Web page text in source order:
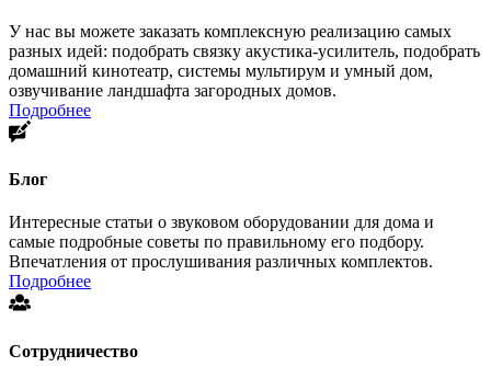
У нас вы можете заказать комплексную реализацию самых
разных идей: подобрать связку акустика-усилитель, подобрать
домашний кинотеатр, системы мультирум и умный дом,
озвучивание ландшафта загородных домов.
Подробнее
Блог
Интересные статьи о звуковом оборудовании для дома и
самые подробные советы по правильному его подбору.
Впечатления от прослушивания различных комплектов.
Подробнее
Сотрудничество